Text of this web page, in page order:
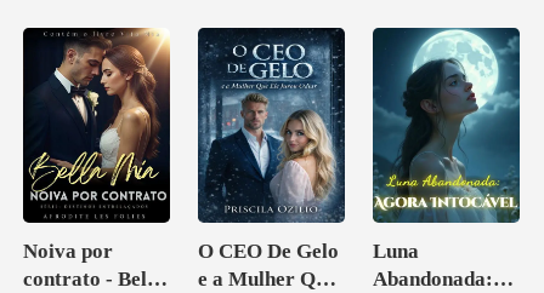
Noiva por
contrato - Bella
O CEO De Gelo
e a Mulher Que
Luna
Abandonada: